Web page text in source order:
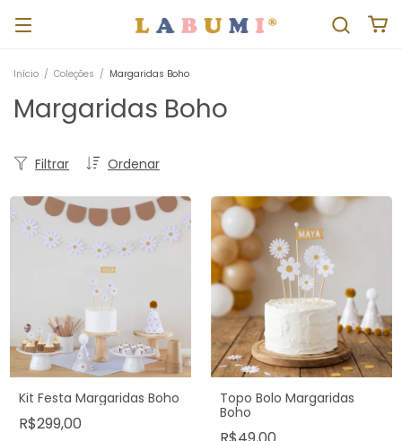
Início / Coleções / Margaridas Boho
Margaridas Boho
Ordenar
Filtrar
Kit Festa Margaridas Boho
R$299,00
Topo Bolo Margaridas
Boho